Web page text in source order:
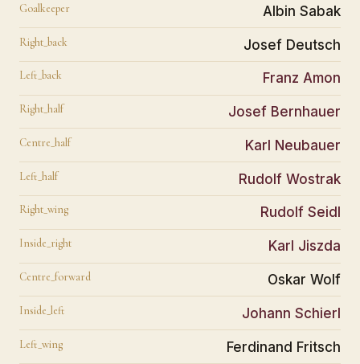
Goalkeeper Albin Sabak
Right_back Josef Deutsch
Left_back Franz Amon
Right_half Josef Bernhauer
Centre_half Karl Neubauer
Left_half Rudolf Wostrak
Right_wing Rudolf Seidl
Inside_right Karl Jiszda
Centre_forward Oskar Wolf
Inside_left Johann Schierl
Left_wing Ferdinand Fritsch